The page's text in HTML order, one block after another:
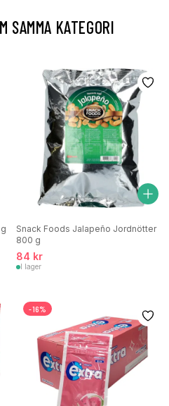
SAMMA KATEGORI
Snack Foods Jalapeño Jordnötter
800 g
84 kr
I lager
-16%